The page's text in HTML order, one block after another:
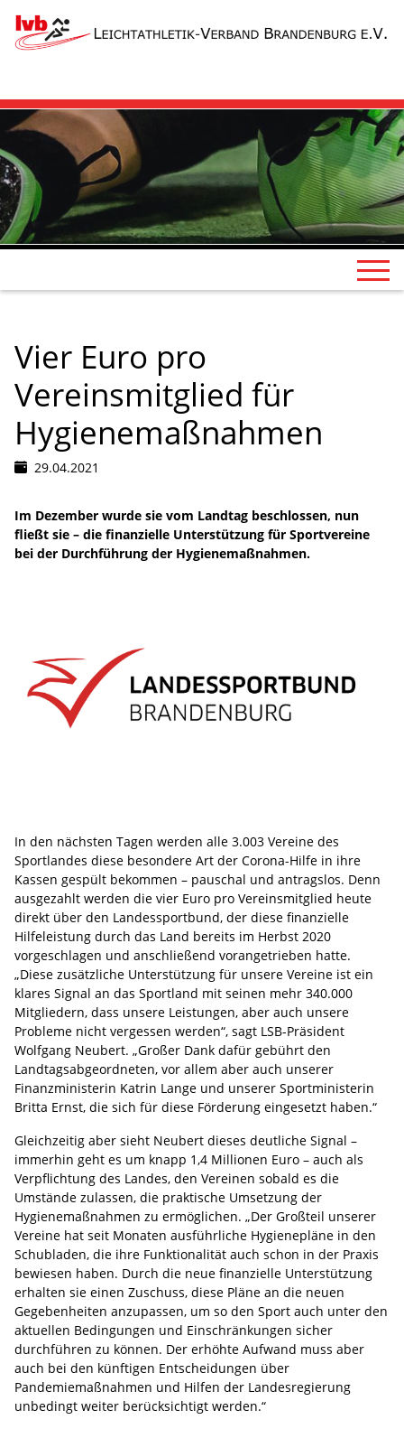
Vier Euro pro
Vereinsmitglied für
Hygienemaßnahmen
29.04.2021
Im Dezember wurde sie vom Landtag beschlossen, nun
fließt sie – die finanzielle Unterstützung für Sportvereine
bei der Durchführung der Hygienemaßnahmen.
In den nächsten Tagen werden alle 3.003 Vereine des
Sportlandes diese besondere Art der Corona-Hilfe in ihre
Kassen gespült bekommen – pauschal und antragslos. Denn
ausgezahlt werden die vier Euro pro Vereinsmitglied heute
direkt über den Landessportbund, der diese finanzielle
Hilfeleistung durch das Land bereits im Herbst 2020
vorgeschlagen und anschließend vorangetrieben hatte.
„Diese zusätzliche Unterstützung für unsere Vereine ist ein
klares Signal an das Sportland mit seinen mehr 340.000
Mitgliedern, dass unsere Leistungen, aber auch unsere
Probleme nicht vergessen werden“, sagt LSB-Präsident
Wolfgang Neubert. „Großer Dank dafür gebührt den
Landtagsabgeordneten, vor allem aber auch unserer
Finanzministerin Katrin Lange und unserer Sportministerin
Britta Ernst, die sich für diese Förderung eingesetzt haben.“
Gleichzeitig aber sieht Neubert dieses deutliche Signal –
immerhin geht es um knapp 1,4 Millionen Euro – auch als
Verpflichtung des Landes, den Vereinen sobald es die
Umstände zulassen, die praktische Umsetzung der
Hygienemaßnahmen zu ermöglichen. „Der Großteil unserer
Vereine hat seit Monaten ausführliche Hygienepläne in den
Schubladen, die ihre Funktionalität auch schon in der Praxis
bewiesen haben. Durch die neue finanzielle Unterstützung
erhalten sie einen Zuschuss, diese Pläne an die neuen
Gegebenheiten anzupassen, um so den Sport auch unter den
aktuellen Bedingungen und Einschränkungen sicher
durchführen zu können. Der erhöhte Aufwand muss aber
auch bei den künftigen Entscheidungen über
Pandemiemaßnahmen und Hilfen der Landesregierung
unbedingt weiter berücksichtigt werden.“